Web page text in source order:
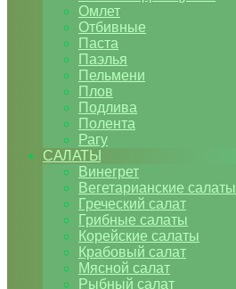
Омлет
Отбивные
Паста
Паэлья
Пельмени
Плов
Подлива
Полента
Рагу
САЛАТЫ
Винегрет
Вегетарианские салаты
Греческий салат
Грибные салаты
Корейские салаты
Крабовый салат
Мясной салат
Рыбный салат